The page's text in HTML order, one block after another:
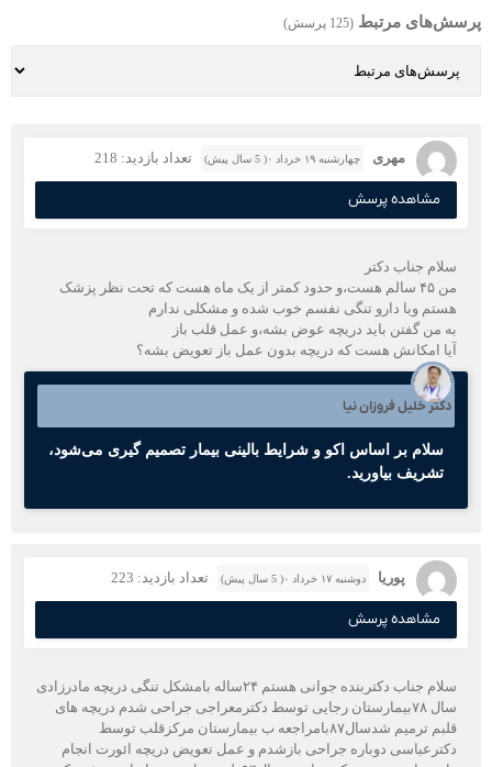
پرسش‌های مرتبط (125 پرسش)
مهری چهارشنبه ۱۹ خرداد ۰( 5 سال پیش) تعداد بازدید: 218
مشاهده پرسش
سلام جناب دکتر
من ۴۵ سالم هست،و حدود کمتر از یک ماه هست که تحت نظر پزشک
هستم وبا دارو تنگی نفسم خوب شده و مشکلی ندارم
به من گفتن باید دریچه عوض بشه،و عمل قلب باز
آیا امکانش هست که دریچه بدون عمل باز تعویض بشه؟
دکتر خلیل فروزان نیا
سلام بر اساس اکو و شرایط بالینی بیمار تصمیم گیری می‌شود،
تشریف بیاورید.
پوریا دوشنبه ۱۷ خرداد ۰( 5 سال پیش) تعداد بازدید: 223
مشاهده پرسش
سلام جناب دکتربنده جوانی هستم ۲۴ساله بامشکل تنگی دریچه مادرزادی
سال ۷۸بیمارستان رجایی توسط دکترمعراجی جراحی شدم دریچه های
قلبم ترمیم شدسال۸۷بامراجعه ب بیمارستان مرکزقلب توسط
دکترعباسی دوباره جراحی بازشدم و عمل تعویض دریچه ائورت انجام